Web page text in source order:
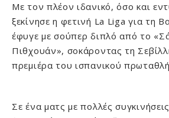
Με τον πλέον ιδανικό, όσο και
ξεκίνησε η φετινή La Liga για τη
έφυγε με σούπερ διπλό από το
Πιθχουάν», σοκάροντας τη
πρεμιέρα του ισπανικού
Σε ένα ματς με πολλές